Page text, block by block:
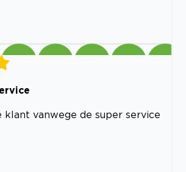
klant vanwege de super service